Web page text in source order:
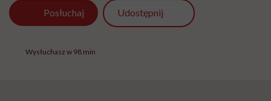
Posłuchaj Udostępnij
Wysłuchasz w 98 min